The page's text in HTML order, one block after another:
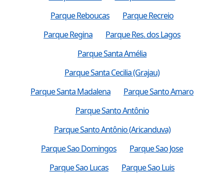
Parque Reboucas
Parque Recreio
Parque Regina
Parque Res. dos Lagos
Parque Santa Amélia
Parque Santa Cecilia (Grajau)
Parque Santa Madalena
Parque Santo Amaro
Parque Santo Antônio
Parque Santo Antônio (Aricanduva)
Parque Sao Domingos
Parque Sao Jose
Parque Sao Lucas
Parque Sao Luis